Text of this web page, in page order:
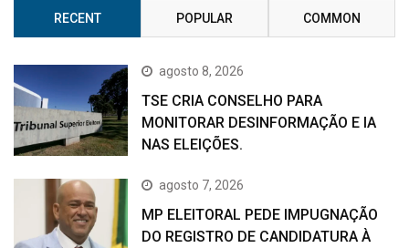
RECENT POPULAR COMMON
agosto 8, 2026
TSE CRIA CONSELHO PARA
MONITORAR DESINFORMAÇÃO E IA
NAS ELEIÇÕES.
agosto 7, 2026
MP ELEITORAL PEDE IMPUGNAÇÃO
DO REGISTRO DE CANDIDATURA À